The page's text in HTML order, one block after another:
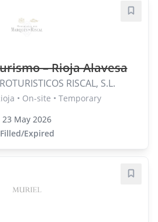
– Rioja Alavesa
RISCAL, S.L.
• On-site • Temporary
23 May 2026
Filled/Expired
Save
Save